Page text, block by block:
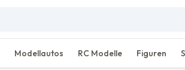
Modellautos RC Modelle Figuren